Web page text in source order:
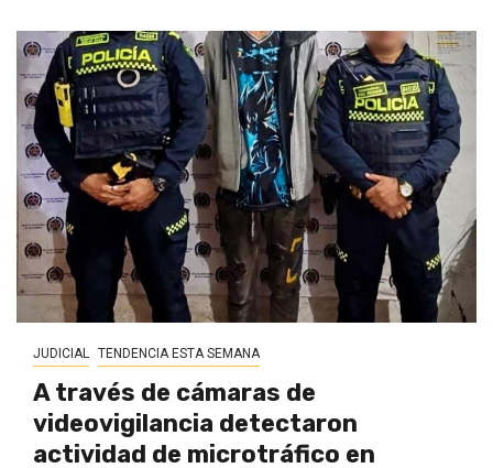
JUDICIAL TENDENCIA ESTA SEMANA
A través de cámaras de
videovigilancia detectaron
actividad de microtráfico en